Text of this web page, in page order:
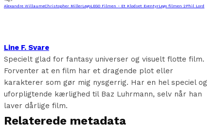
Alexandre WillaumeChristopher MillerLegoLEGO Filmen - Et Klodset EventyrLego filmen 2 Phil Lord
Line F. Svare
Specielt glad for fantasy universer og visuelt flotte film.
Forventer at en film har et dragende plot eller
karakterer som gør mig nysgerrig. Har en hel speciel og
uforpligtende kærlighed til Baz Luhrmann, selv når han
laver dårlige film.
Relaterede metadata